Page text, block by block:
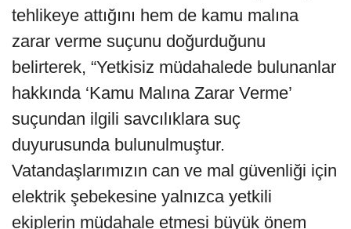
tehlikeye attığını hem de kamu malına
zarar verme suçunu doğurduğunu
belirterek, “Yetkisiz müdahalede bulunanlar
hakkında ‘Kamu Malına Zarar Verme’
suçundan ilgili savcılıklara suç
duyurusunda bulunulmuştur.
Vatandaşlarımızın can ve mal güvenliği için
elektrik şebekesine yalnızca yetkili
ekiplerin müdahale etmesi büyük önem